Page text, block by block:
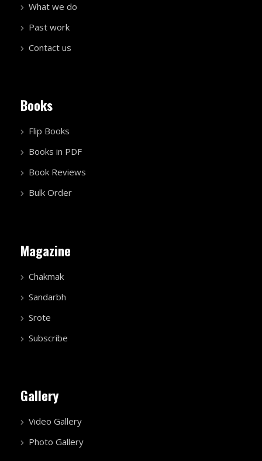
What we do
Past work
Contact us
Books
Flip Books
Books in PDF
Book Reviews
Bulk Order
Magazine
Chakmak
Sandarbh
Srote
Subscribe
Gallery
Video Gallery
Photo Gallery